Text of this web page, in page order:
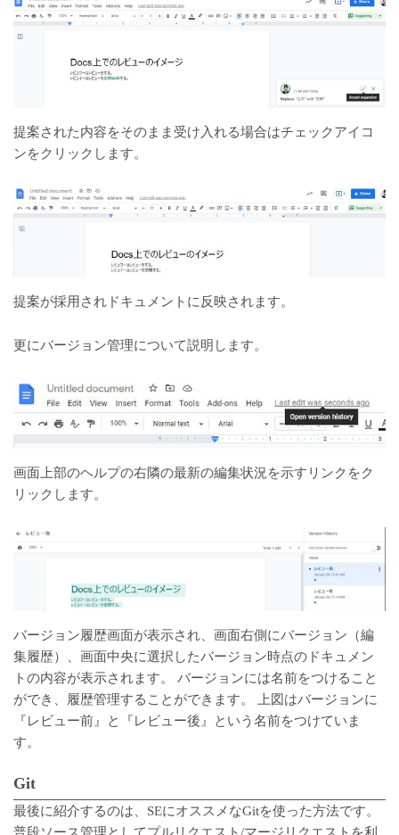
提案された内容をそのまま受け入れる場合はチェックアイコ
ンをクリックします。
提案が採用されドキュメントに反映されます。
更にバージョン管理について説明します。
画面上部のヘルプの右隣の最新の編集状況を示すリンクをク
リックします。
バージョン履歴画面が表示され、画面右側にバージョン（編
集履歴）、画面中央に選択したバージョン時点のドキュメン
トの内容が表示されます。 バージョンには名前をつけること
ができ、履歴管理することができます。 上図はバージョンに
『レビュー前』と『レビュー後』という名前をつけていま
す。
Git
最後に紹介するのは、SEにオススメなGitを使った方法です。
普段ソース管理としてプルリクエスト/マージリクエストを利